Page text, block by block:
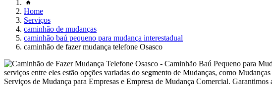
Home
Serviços
caminhão de mudanças
caminhão baú pequeno para mudança interestadual
caminhão de fazer mudança telefone Osasco
serviços entre eles estão opções variadas do segmento de Mudanças, como
Serviços de Mudança para Empresas e Empresa de Mudança Comercial.